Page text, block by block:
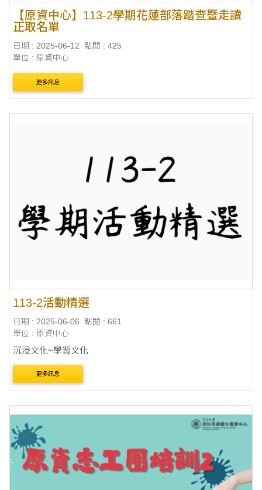
【原資中心】113-2學期花蓮部落踏查暨走讀
正取名單
日期 : 2025-06-12
點閱 : 425
單位 : 原資中心
更多訊息
113-2活動精選
日期 : 2025-06-06
點閱 : 661
單位 : 原資中心
沉浸文化~學習文化
更多訊息